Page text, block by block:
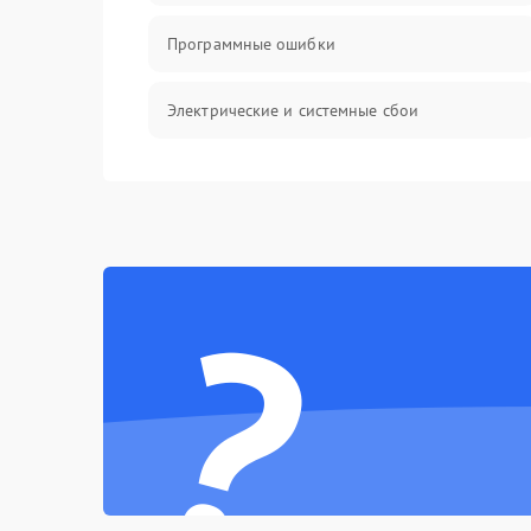
Программные ошибки
Электрические и системные сбои
Система охлаждения
?